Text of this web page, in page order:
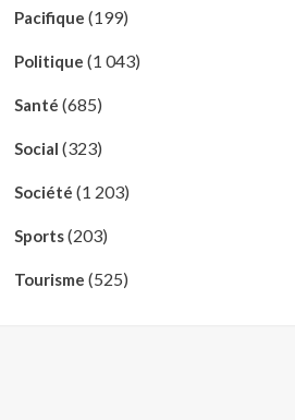
Pacifique (199)
Politique (1 043)
Santé (685)
Social (323)
Société (1 203)
Sports(203)
Tourisme (525)